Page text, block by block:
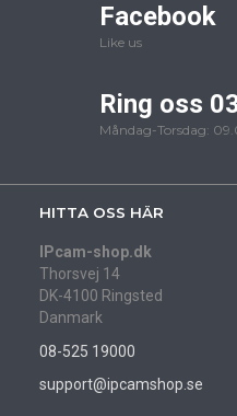
Facebook
Like us
Ring oss
Måndag-Torsdag:
HITTA OSS HÄR
IPcam-shop.dk
Thorsvej 14
DK-4100 Ringsted
Danmark
08-525 19000
support@ipcamshop.se